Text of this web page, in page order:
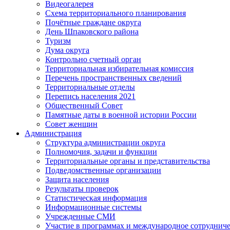
Видеогалерея
Схема территориального планирования
Почётные граждане округа
День Шпаковского района
Туризм
Дума округа
Контрольно счетный орган
Территориальная избирательная комиссия
Перечень пространственных сведений
Территориальные отделы
Перепись населения 2021
Общественный Совет
Памятные даты в военной истории России
Совет женщин
Администрация
Структура администрации округа
Полномочия, задачи и функции
Территориальные органы и представительства
Подведомственные организации
Защита населения
Результаты проверок
Статистическая информация
Информационные системы
Учрежденные СМИ
Участие в программах и международное